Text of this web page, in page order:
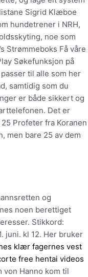
Sigrid Klæboe
hundetrener i NRH,
noe som
Strømmeboks Få våre
Søkefunksjon på
til alle som her
samtidig som du
er både sikkert og
Det er
Profeter fra Koranen
men bare 25 av dem
og
noen berettiget
Stikkord:
juni. kl 12. Her bruker
klær fagernes vest
free hentai videos
Hanno kom til